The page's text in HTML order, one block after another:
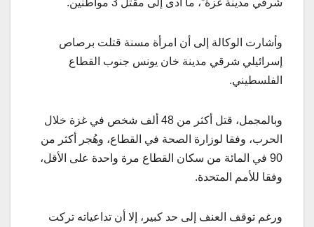
شرقي مدينة غزة”، ما أدى إلى مقتل 3 مواطنين.
وأشارت الوكالة إلى أن امرأة مسنة قتلت برصاص
إسرائيلي شرقي مدينة خان يونس جنوب القطاع
الفلسطيني.
وبالمجمل، قتل أكثر من 48 ألف شخص في غزة خلال
الحرب، وفقا لوزارة الصحة في القطاع، وهُجر أكثر من
90 في المائة من سكان القطاع مرة واحدة على الأقل،
وفقا للأمم المتحدة.
ورغم توقف العنف إلى حد كبير، إلا أن تداعياته تركت